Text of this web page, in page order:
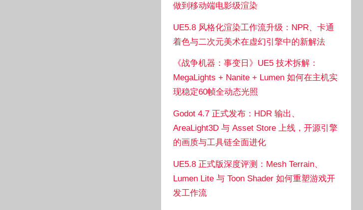
做到移动端电影级渲染
UE5.8 风格化渲染工作流升级：NPR、卡通
着色与二次元美术在虚幻引擎中的新解法
《战争机器：事变日》UE5 技术拆解：
MegaLights + Nanite + Lumen 如何在主机实
现稳定60帧全动态光照
Godot 4.7 正式发布：HDR 输出、
AreaLight3D 与 Asset Store 上线，开源引擎
的画质与工具链全面进化
UE5.8 正式版深度评测：Mesh Terrain、
Lumen Lite 与 Toon Shader 如何重塑游戏开
发工作流